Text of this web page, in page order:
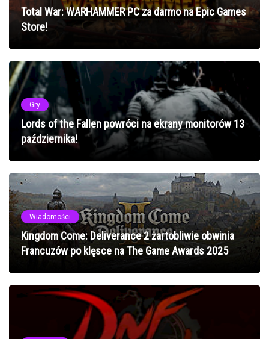
Total War: WARHAMMER PC za darmo na Epic Games
Store!
Gry
Lords of the Fallen powróci na ekrany monitorów 13
października!
Wiadomości
Kingdom Come: Deliverance 2 żartobliwie obwinia
Francuzów po klęsce na The Game Awards 2025